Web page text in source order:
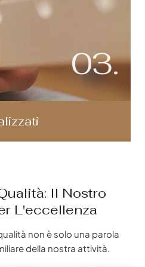
03.
Il Nostro
L'eccellenza
non è solo una parola
della nostra attività.